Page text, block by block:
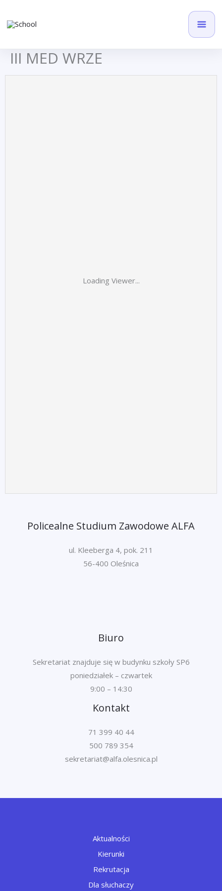
do
III MED WRZE
Loading Viewer...
Policealne Studium Zawodowe ALFA
ul. Kleeberga 4, pok. 211
56-400 Oleśnica
Biuro
Sekretariat znajduje się w budynku szkoły SP6
poniedziałek – czwartek
9:00 – 14:30
Kontakt
71 399 40 44
500 789 354
Aktualności
Kierunki
Rekrutacja
Dla słuchaczy